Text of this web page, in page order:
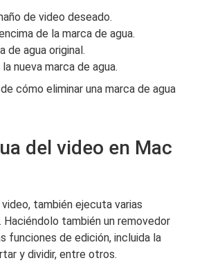
de video deseado.
de la marca de agua.
de agua original.
nueva marca de agua.
cómo eliminar una marca de agua
del video en Mac
también ejecuta varias
también un removedor
funciones de edición, incluida la
y dividir, entre otros.